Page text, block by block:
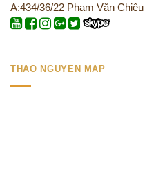
A:434/36/22 Phạm Văn Chiêu
THAO NGUYEN MAP